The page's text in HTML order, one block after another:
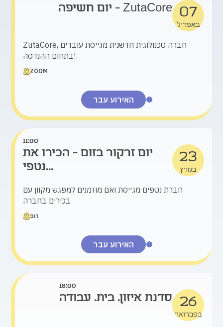
יום חשיפה - ZutaCore 07
באפריל
ZutaCore, חברה טכנולוגית חדשנית מגייסת עובדים
בתחום ההנדסה!
ZOOM
האירוע עבר
11:00
יום זרקור בזום - הכירו את
נטפי...
23
במרץ
חברת נטפים מגייסת ואם מוזמנים למפגש מקוון עם
בכירים בחברה
זום
האירוע עבר
18:00
סדנת איזון. בית. עבודה 26
בפברואר